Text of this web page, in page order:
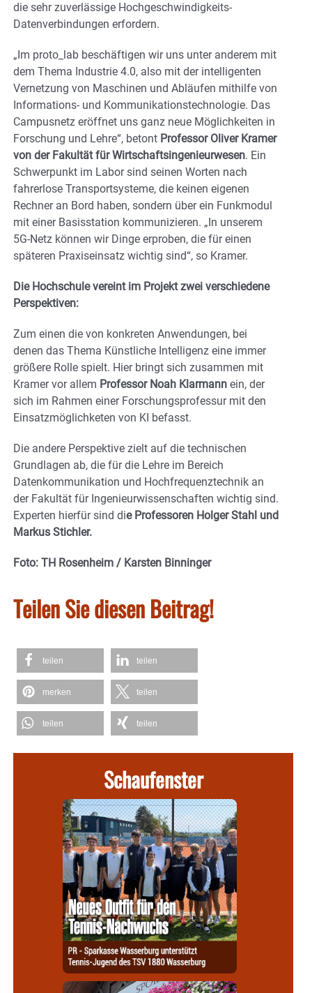
die sehr zuverlässige Hochgeschwindigkeits-
Datenverbindungen erfordern.
„Im proto_lab beschäftigen wir uns unter anderem mit
dem Thema Industrie 4.0, also mit der intelligenten
Vernetzung von Maschinen und Abläufen mithilfe von
Informations- und Kommunikationstechnologie. Das
Campusnetz eröffnet uns ganz neue Möglichkeiten in
Forschung und Lehre“, betont Professor Oliver Kramer
von der Fakultät für Wirtschaftsingenieurwesen. Ein
Schwerpunkt im Labor sind seinen Worten nach
fahrerlose Transportsysteme, die keinen eigenen
Rechner an Bord haben, sondern über ein Funkmodul
mit einer Basisstation kommunizieren. „In unserem
5G-Netz können wir Dinge erproben, die für einen
späteren Praxiseinsatz wichtig sind“, so Kramer.
Die Hochschule vereint im Projekt zwei verschiedene
Perspektiven:
Zum einen die von konkreten Anwendungen, bei
denen das Thema Künstliche Intelligenz eine immer
größere Rolle spielt. Hier bringt sich zusammen mit
Kramer vor allem Professor Noah Klarmann ein, der
sich im Rahmen einer Forschungsprofessur mit den
Einsatzmöglichketen von KI befasst.
Die andere Perspektive zielt auf die technischen
Grundlagen ab, die für die Lehre im Bereich
Datenkommunikation und Hochfrequenztechnik an
der Fakultät für Ingenieurwissenschaften wichtig sind.
Experten hierfür sind die Professoren Holger Stahl und
Markus Stichler.
Foto: TH Rosenheim / Karsten Binninger
Teilen Sie diesen Beitrag!
teilen teilen
merken teilen
teilen teilen
Schaufenster